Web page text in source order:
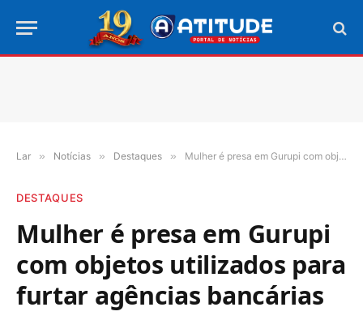
Lar » Notícias » Destaques » Mulher é presa em Gurupi com objetos utilizados para furtar agências bancárias
DESTAQUES
Mulher é presa em Gurupi
com objetos utilizados para
furtar agências bancárias